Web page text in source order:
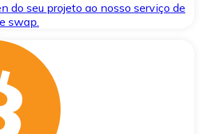
do seu projeto ao nosso serviço de
swap.